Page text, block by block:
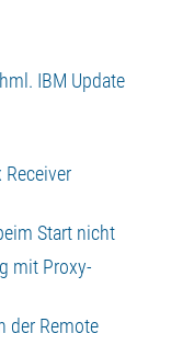
IBM Update
Receiver
Start nicht
mit Proxy-
der Remote